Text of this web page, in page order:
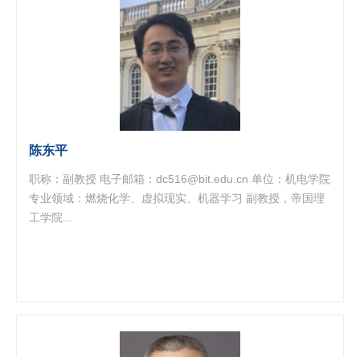
陈东平
职称：副教授 电子邮箱：dc516@bit.edu.cn 单位：机电学院
专业领域：燃烧化学、虚拟现实、机器学习 副教授，帝国理
工学院...